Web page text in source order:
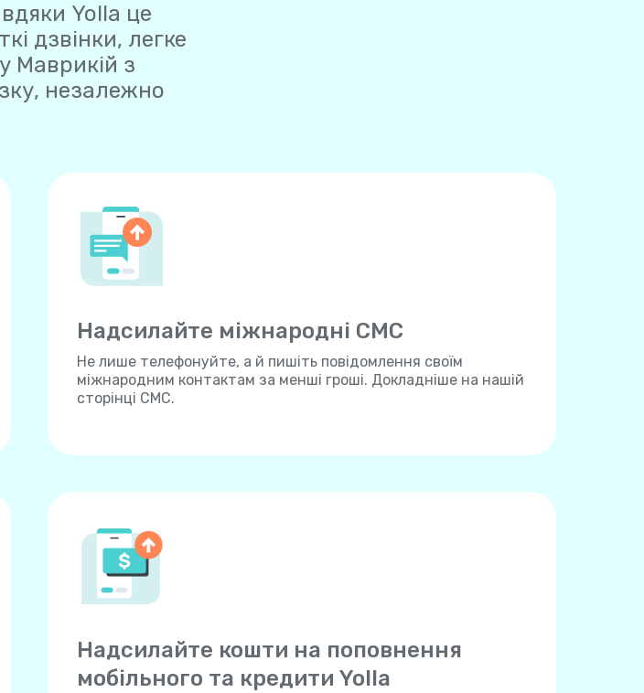
Yolla це
дзвінки, легке
Маврикій з
незалежно
Надсилайте міжнародні СМС
Не лише телефонуйте, а й пишіть повідомлення своїм
міжнародним контактам за менші гроші. Докладніше на нашій
сторінці СМС.
Надсилайте кошти на поповнення
мобільного та кредити Yolla